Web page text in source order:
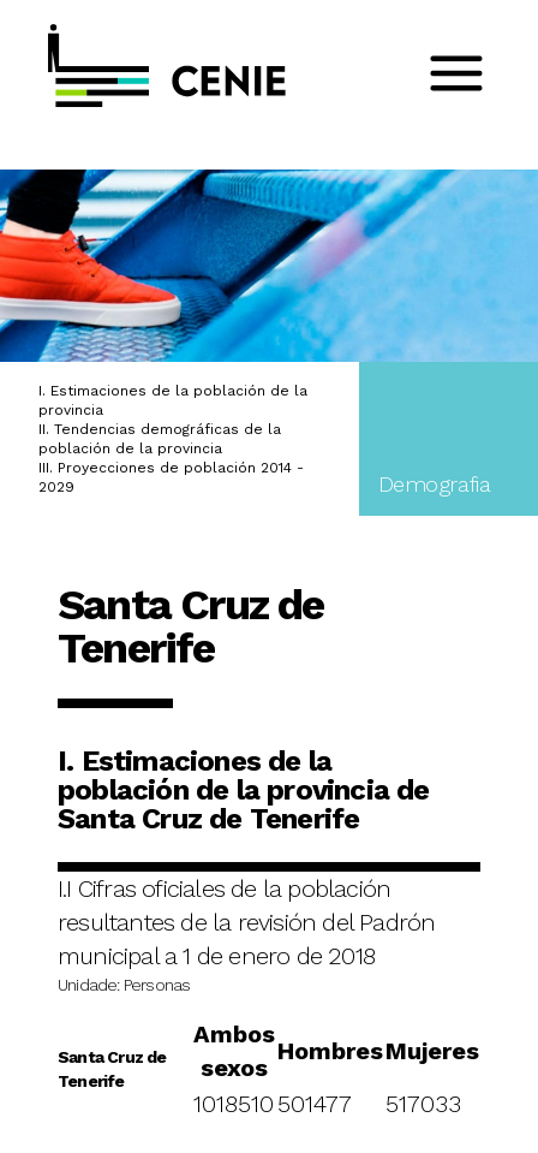
I. Estimaciones de la población de la
provincia
II. Tendencias demográficas de la
población de la provincia
III. Proyecciones de población 2014 -
2029
Demografia
Santa Cruz de
Tenerife
I. Estimaciones de la
población de la provincia de
Santa Cruz de Tenerife
I.I Cifras oficiales de la población
resultantes de la revisión del Padrón
municipal a 1 de enero de 2018
Unidade: Personas
Santa Cruz de
Tenerife
Ambos
sexos
HombresMujeres
1018510 501477 517033